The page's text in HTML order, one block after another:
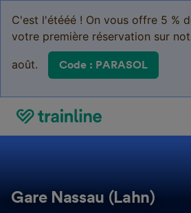
C'est l'étééé ! On vous offre 5 %
votre première réservation sur
août. Code : PARASOL
Gare Nassau (Lahn)